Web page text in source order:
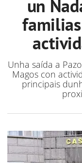
un
Unha saída a
Magos con
principais